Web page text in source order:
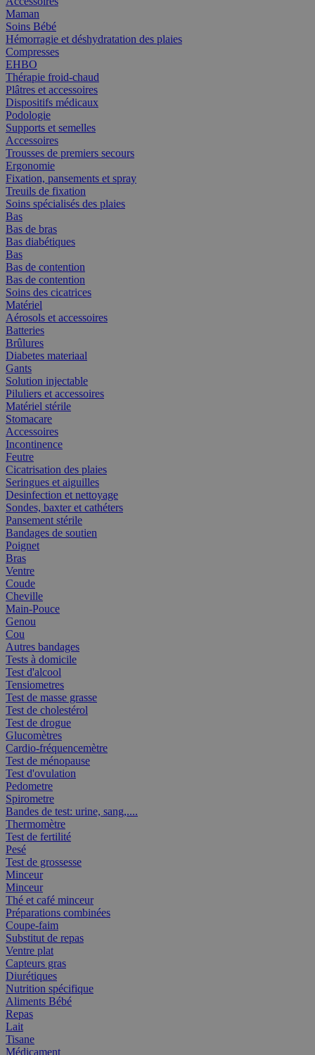
Maman
Soins Bébé
Hémorragie et déshydratation des plaies
Compresses
EHBO
Thérapie froid-chaud
Plâtres et accessoires
Dispositifs médicaux
Podologie
Supports et semelles
Accessoires
Trousses de premiers secours
Ergonomie
Fixation, pansements et spray
Treuils de fixation
Soins spécialisés des plaies
Bas
Bas de bras
Bas diabétiques
Bas
Bas de contention
Bas de contention
Soins des cicatrices
Matériel
Aérosols et accessoires
Batteries
Brûlures
Diabetes materiaal
Gants
Solution injectable
Piluliers et accessoires
Matériel stérile
Stomacare
Accessoires
Incontinence
Feutre
Cicatrisation des plaies
Seringues et aiguilles
Desinfection et nettoyage
Sondes, baxter et cathéters
Pansement stérile
Bandages de soutien
Poignet
Bras
Ventre
Coude
Cheville
Main-Pouce
Genou
Cou
Autres bandages
Tests à domicile
Test d'alcool
Tensiometres
Test de masse grasse
Test de cholestérol
Test de drogue
Glucomètres
Cardio-fréquencemètre
Test de ménopause
Test d'ovulation
Pedometre
Spirometre
Bandes de test: urine, sang,....
Thermomètre
Test de fertilité
Pesé
Test de grossesse
Minceur
Minceur
Thé et café minceur
Préparations combinées
Coupe-faim
Substitut de repas
Ventre plat
Capteurs gras
Diurétiques
Nutrition spécifique
Aliments Bébé
Repas
Lait
Tisane
Médicament